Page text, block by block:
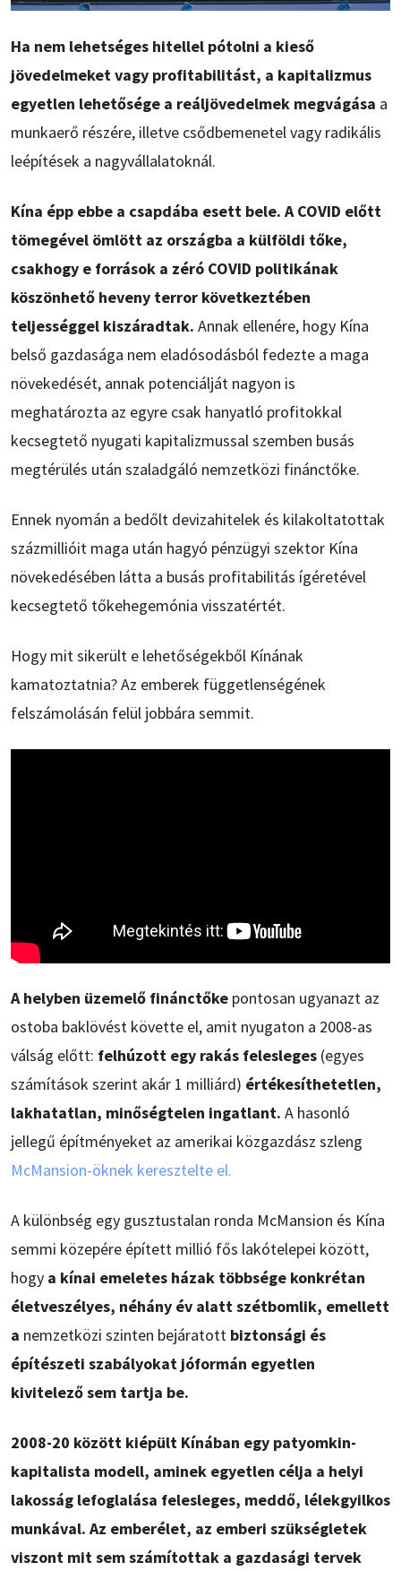
Ha nem lehetséges hitellel pótolni a kieső
jövedelmeket vagy profitabilitást, a kapitalizmus
egyetlen lehetősége a reáljövedelmek megvágása a
munkaerő részére, illetve csődbemenetel vagy radikális
leépítések a nagyvállalatoknál.
Kína épp ebbe a csapdába esett bele. A COVID előtt
tömegével ömlött az országba a külföldi tőke,
csakhogy e források a zéró COVID politikának
köszönhető heveny terror következtében
teljességgel kiszáradtak. Annak ellenére, hogy Kína
belső gazdasága nem eladósodásból fedezte a maga
növekedését, annak potenciálját nagyon is
meghatározta az egyre csak hanyatló profitokkal
kecsegtető nyugati kapitalizmussal szemben busás
megtérülés után szaladgáló nemzetközi finánctőke.
Ennek nyomán a bedőlt devizahitelek és kilakoltatottak
százmillióit maga után hagyó pénzügyi szektor Kína
növekedésében látta a busás profitabilitás ígéretével
kecsegtető tőkehegemónia visszatértét.
Hogy mit sikerült e lehetőségekből Kínának
kamatoztatnia? Az emberek függetlenségének
felszámolásán felül jobbára semmit.
A helyben üzemelő finánctőke pontosan ugyanazt az
ostoba baklövést követte el, amit nyugaton a 2008-as
válság előtt: felhúzott egy rakás felesleges (egyes
számítások szerint akár 1 milliárd) értékesíthetetlen,
lakhatatlan, minőségtelen ingatlant. A hasonló
jellegű építményeket az amerikai közgazdász szleng
McMansion-öknek keresztelte el.
A különbség egy gusztustalan ronda McMansion és Kína
semmi közepére épített millió fős lakótelepei között,
hogy a kínai emeletes házak többsége konkrétan
életveszélyes, néhány év alatt szétbomlik, emellett
a nemzetközi szinten bejáratott biztonsági és
építészeti szabályokat jóformán egyetlen
kivitelező sem tartja be.
2008-20 között kiépült Kínában egy patyomkin-
kapitalista modell, aminek egyetlen célja a helyi
lakosság lefoglalása felesleges, meddő, lélekgyilkos
munkával. Az emberélet, az emberi szükségletek
viszont mit sem számítottak a gazdasági tervek